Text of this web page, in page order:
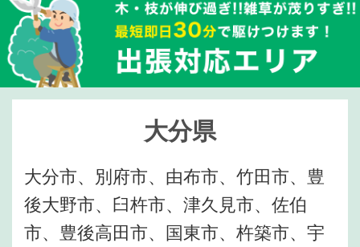
大分県
大分市、別府市、由布市、竹田市、豊
後大野市、臼杵市、津久見市、佐伯
市、豊後高田市、国東市、杵築市、宇